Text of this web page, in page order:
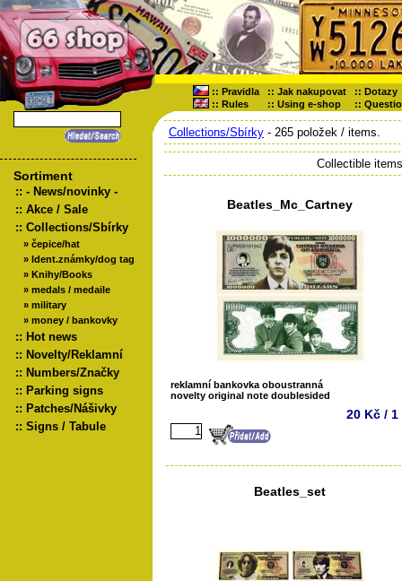
:: Pravidla :: Jak nakupovat :: Dotazy
:: Rules :: Using e-shop ::
Sortiment
:: - News/novinky -
:: Akce / Sale
:: Collections/Sbírky
» čepice/hat
» Ident.známky/dog tag
» Knihy/Books
» medals / medaile
» military
» money / bankovky
:: Hot news
:: Novelty/Reklamní
:: Numbers/Značky
:: Parking signs
:: Patches/Nášivky
:: Signs / Tabule
Collections/Sbírky - 265 položek / items.
Collectible
Beatles_Mc_Cartney
reklamní bankovka oboustranná
novelty original note doublesided
20 Kč / 1
Beatles_set